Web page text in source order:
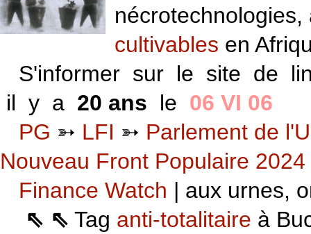
cultivables en
S'informer sur le site de
il y a 20 ans le 06 VI 06
PG ➳ LFI ➳ Parlement de
Nouveau Front Populaire 2024
Finance Watch | aux urnes,
⇖ ⇖ Tag anti-totalitaire à